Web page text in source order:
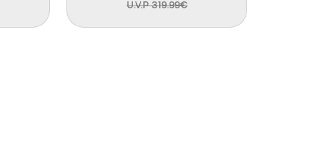
U.V.P 319.99€